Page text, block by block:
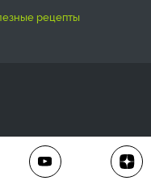
рецепты
только с